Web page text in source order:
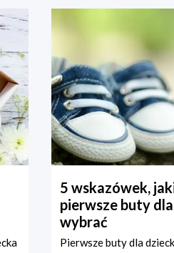
5 wskazówek,
pierwsze buty
wybrać
Pierwsze buty dla